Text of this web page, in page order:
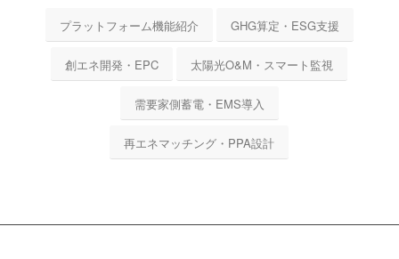
プラットフォーム機能紹介 GHG算定・ESG支援
創エネ開発・EPC 太陽光O&M・スマート監視
需要家側蓄電・EMS導入
再エネマッチング・PPA設計